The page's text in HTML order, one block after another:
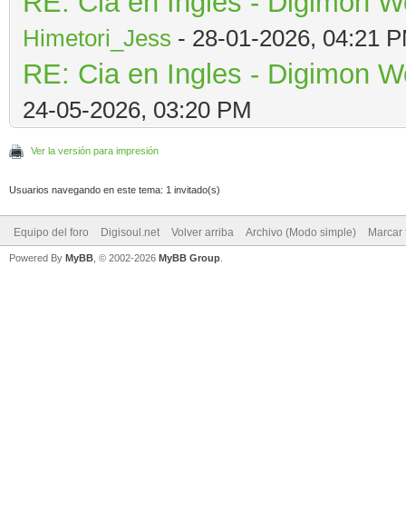
Himetori_Jess - 28-01-2026, 04:21
RE: Cia en Ingles - Digimon
24-05-2026, 03:20 PM
Ver la versión para impresión
Usuarios navegando en este tema: 1 invitado(s)
Equipo del foro Digisoul.net Volver arriba Archivo (Modo simple) Marcar
Powered By MyBB , © 2002-2026 MyBB Group